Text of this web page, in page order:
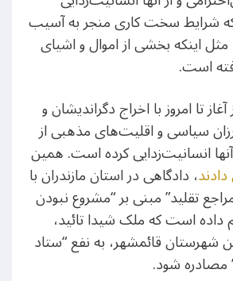
شرایط سخت کاری منجر به آسیب
اینکه بخشی از اموال و اشیای
است.
تا امروز با اخراج دگراندیشان و
سیاسی و اقلیت‌های مذهبی از
آنها انسانیت‌زدایی کرده است. همین
، دادگاهی در استان مازندران با
تقلید” مبنی بر “مشروع نبودن
داده است که ملک شیدا تائید،
شهرستان قائمشهر، به نفع “ستاد
مصادره شود.